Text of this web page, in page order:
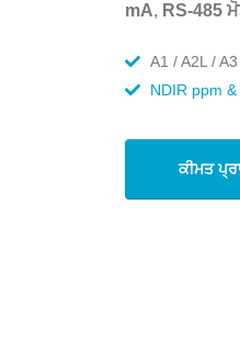
mA, RS-485
A1 / A2L /
NDIR ppm &
ਕੀਮਤ